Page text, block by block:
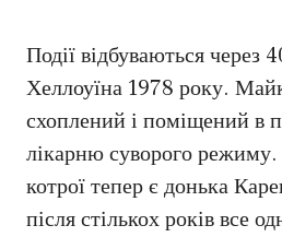
Події відбуваються через
Хеллоуїна 1978 року.
схоплений і поміщений в
лікарню суворого
котрої тепер є донька
після стількох років все